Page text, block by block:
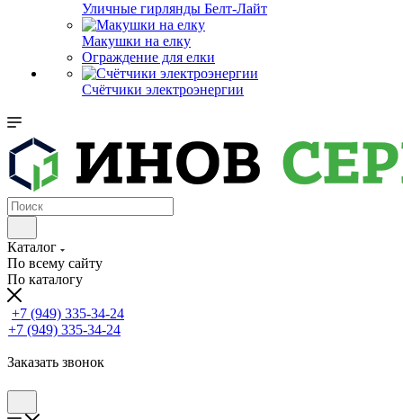
Уличные гирлянды Белт-Лайт
Макушки на елку
Ограждение для елки
Счётчики электроэнергии
Каталог
По всему сайту
По каталогу
+7 (949) 335-34-24
+7 (949) 335-34-24
Заказать звонок